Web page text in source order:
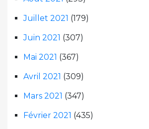
Juillet 2021 (179)
Juin 2021 (307)
Mai 2021 (367)
Avril 2021 (309)
Mars 2021 (347)
Février 2021 (435)